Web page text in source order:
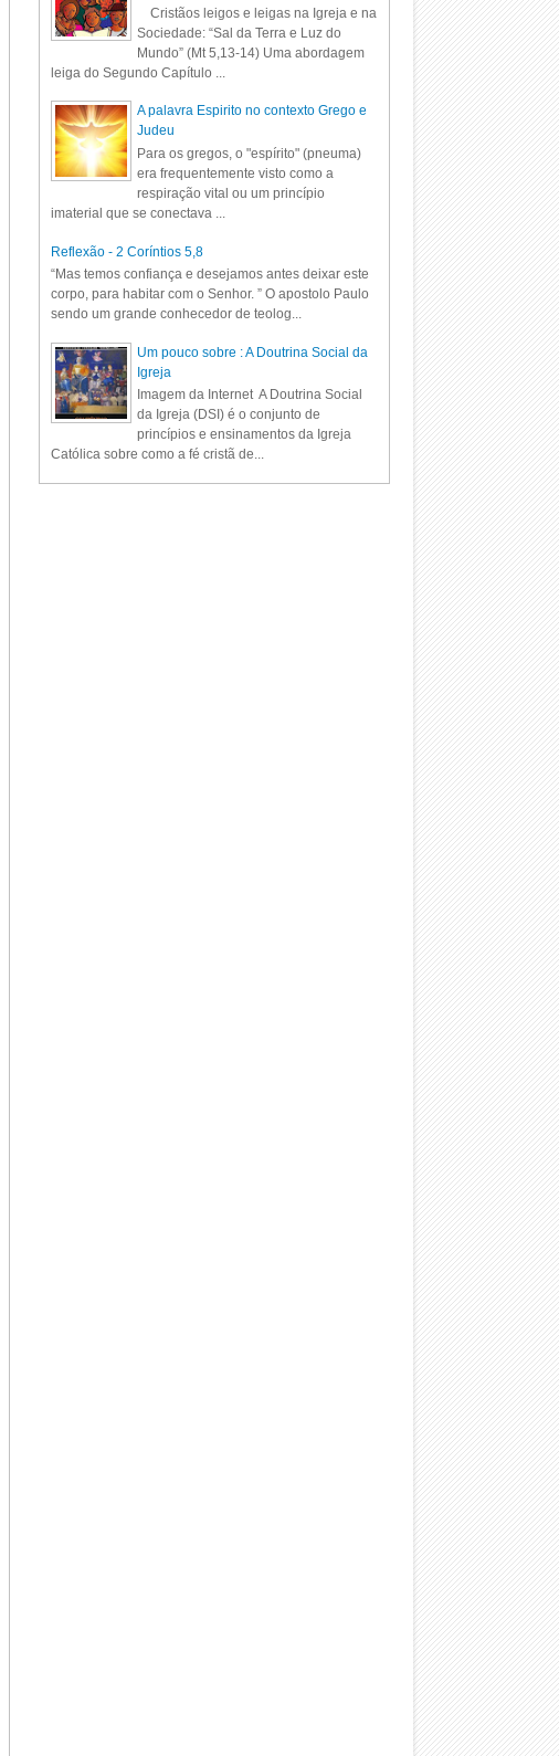
Cristãos leigos e leigas na Igreja e na
Sociedade: “Sal da Terra e Luz do
Mundo” (Mt 5,13-14) Uma abordagem
leiga do Segundo Capítulo ...
A palavra Espirito no contexto Grego e
Judeu
Para os gregos, o "espírito" (pneuma)
era frequentemente visto como a
respiração vital ou um princípio
imaterial que se conectava ...
Reflexão - 2 Coríntios 5,8
“Mas temos confiança e desejamos antes deixar este
corpo, para habitar com o Senhor. ” O apostolo Paulo
sendo um grande conhecedor de teolog...
Um pouco sobre : A Doutrina Social da
Igreja
Imagem da Internet A Doutrina Social
da Igreja (DSI) é o conjunto de
princípios e ensinamentos da Igreja
Católica sobre como a fé cristã de...